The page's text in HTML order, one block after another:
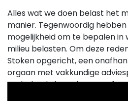
Alles wat we doen belast het
manier. Tegenwoordig
mogelijkheid om te bepalen in
milieu belasten. Om deze
Stoken opgericht, een
orgaan met vakkundige
Nederland, dat gehoor geeft